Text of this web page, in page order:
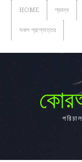
HOME প্রবন্ধ
সকল প্রশ্নোত্তর